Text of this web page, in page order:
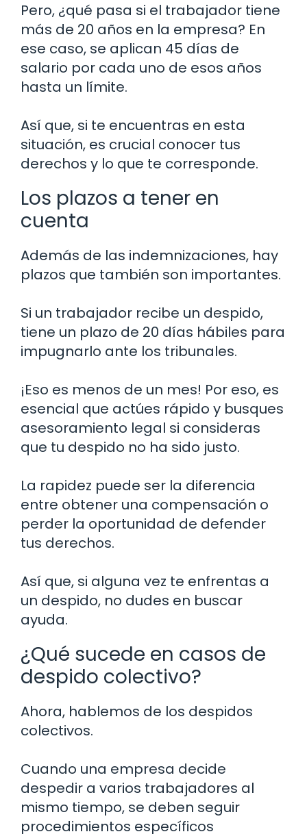
Pero, ¿qué pasa si el trabajador tiene
más de 20 años en la empresa? En
ese caso, se aplican 45 días de
salario por cada uno de esos años
hasta un límite.
Así que, si te encuentras en esta
situación, es crucial conocer tus
derechos y lo que te corresponde.
Los plazos a tener en
cuenta
Además de las indemnizaciones, hay
plazos que también son importantes.
Si un trabajador recibe un despido,
tiene un plazo de 20 días hábiles para
impugnarlo ante los tribunales.
¡Eso es menos de un mes! Por eso, es
esencial que actúes rápido y busques
asesoramiento legal si consideras
que tu despido no ha sido justo.
La rapidez puede ser la diferencia
entre obtener una compensación o
perder la oportunidad de defender
tus derechos.
Así que, si alguna vez te enfrentas a
un despido, no dudes en buscar
ayuda.
¿Qué sucede en casos de
despido colectivo?
Ahora, hablemos de los despidos
colectivos.
Cuando una empresa decide
despedir a varios trabajadores al
mismo tiempo, se deben seguir
procedimientos específicos